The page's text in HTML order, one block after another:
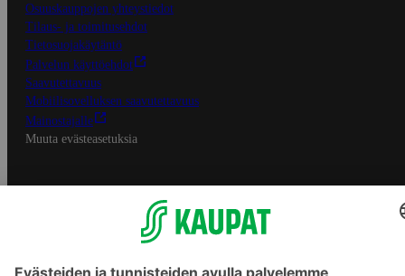
Osuuskauppojen yhteystiedot
Tilaus- ja toimitusehdot
Tietosuojakäytäntö
Palvelun käyttöehdot
Saavutettavuus
Mobiilisovelluksen saavutettavuus
Mainostajalle
Muuta evästeasetuksia
S-ryhmän palvelut